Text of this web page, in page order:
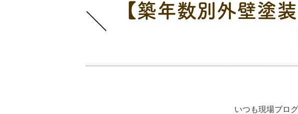
【築年数別外壁塗
いつも現場ブロ